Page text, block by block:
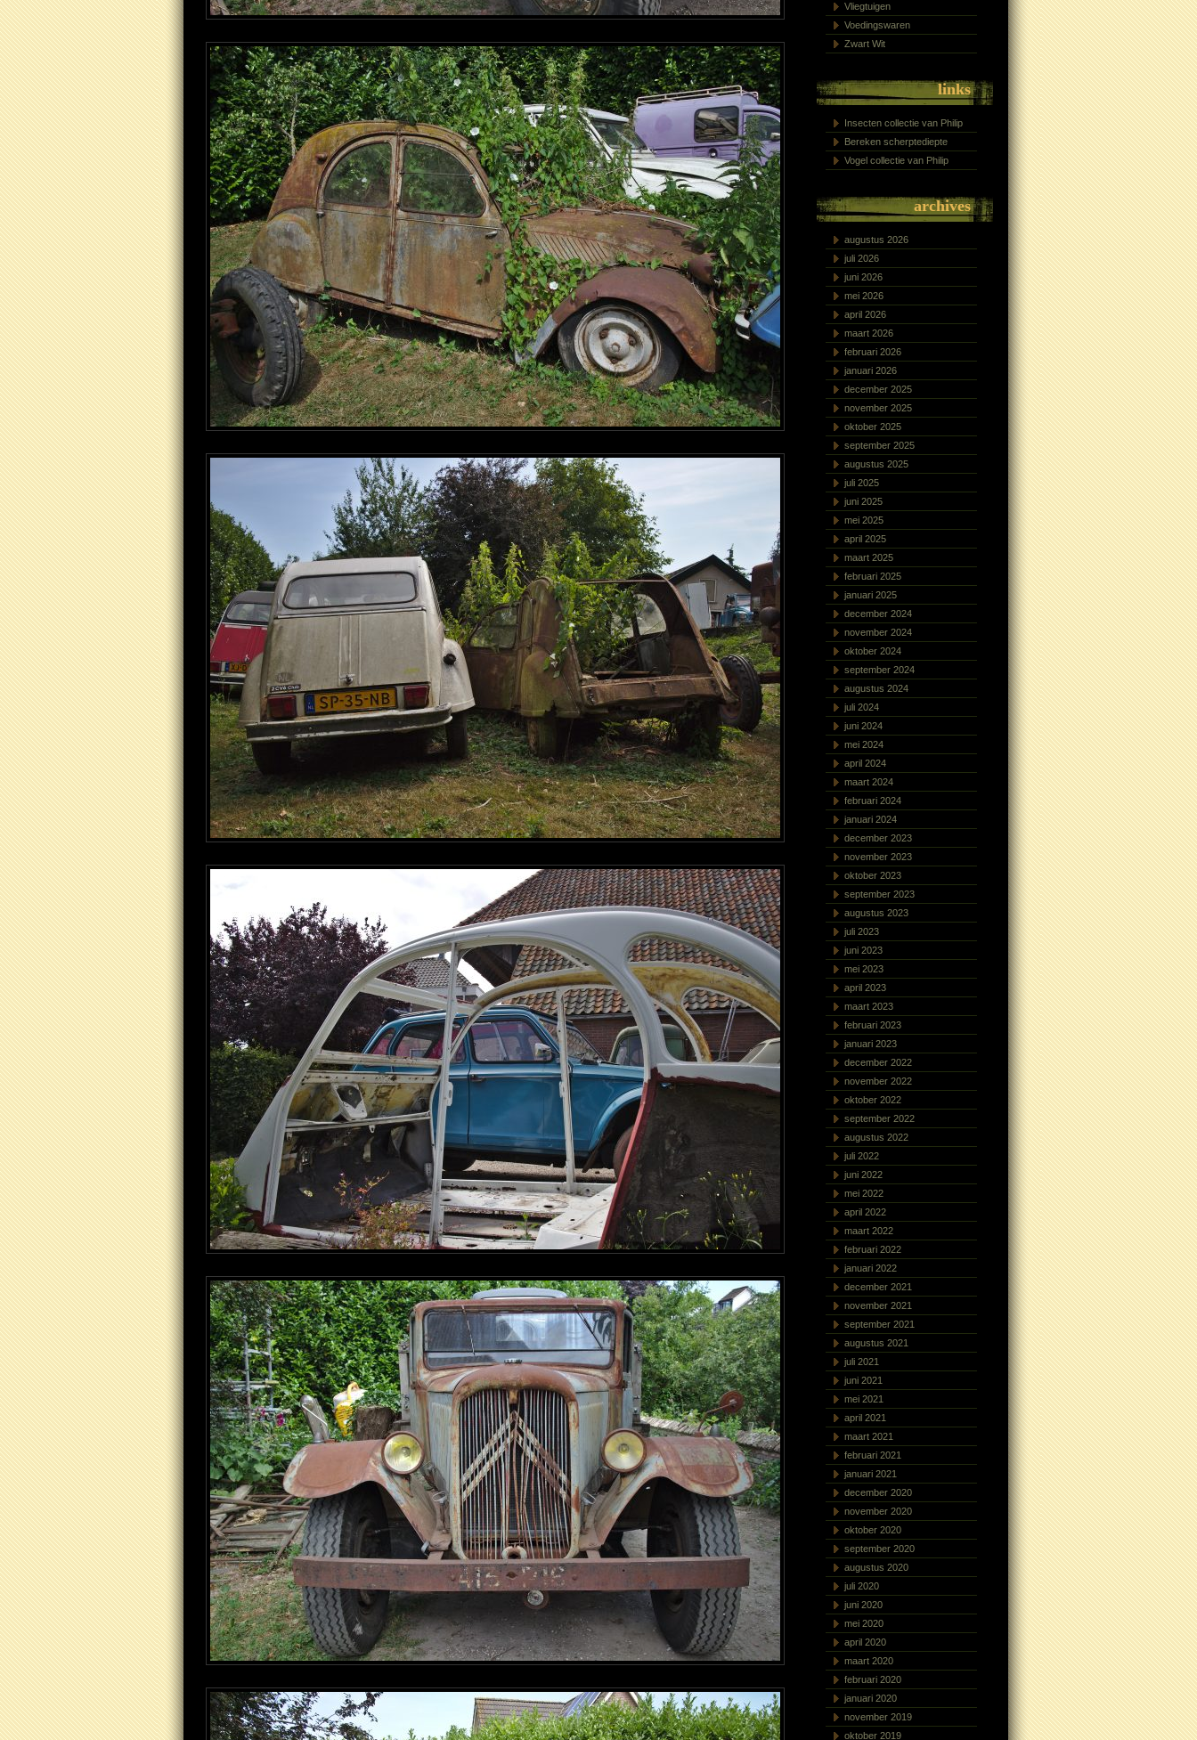
Vliegtuigen
Voedingswaren
Zwart Wit
links
Insecten collectie van Philip
Bereken scherptediepte
Vogel collectie van Philip
archives
augustus 2026
juli 2026
juni 2026
mei 2026
april 2026
maart 2026
februari 2026
januari 2026
december 2025
november 2025
oktober 2025
september 2025
augustus 2025
juli 2025
juni 2025
mei 2025
april 2025
maart 2025
februari 2025
januari 2025
december 2024
november 2024
oktober 2024
september 2024
augustus 2024
juli 2024
juni 2024
mei 2024
april 2024
maart 2024
februari 2024
januari 2024
december 2023
november 2023
oktober 2023
september 2023
augustus 2023
juli 2023
juni 2023
mei 2023
april 2023
maart 2023
februari 2023
januari 2023
december 2022
november 2022
oktober 2022
september 2022
augustus 2022
juli 2022
juni 2022
mei 2022
april 2022
maart 2022
februari 2022
januari 2022
december 2021
november 2021
september 2021
augustus 2021
juli 2021
juni 2021
mei 2021
april 2021
maart 2021
februari 2021
januari 2021
december 2020
november 2020
oktober 2020
september 2020
augustus 2020
juli 2020
juni 2020
mei 2020
april 2020
maart 2020
februari 2020
januari 2020
november 2019
oktober 2019